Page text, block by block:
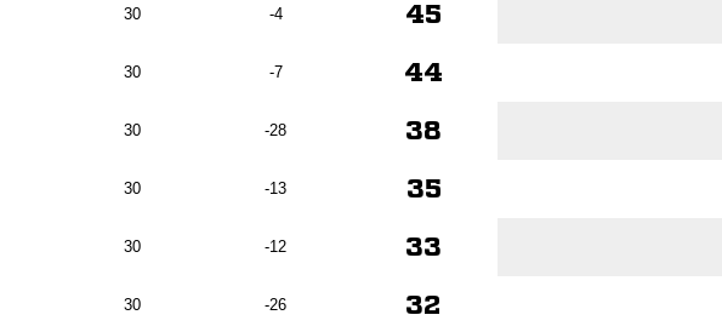
30 -4 45
30 -7 44
30 -28 38
30 -13 35
30 -12 33
30 -26 32